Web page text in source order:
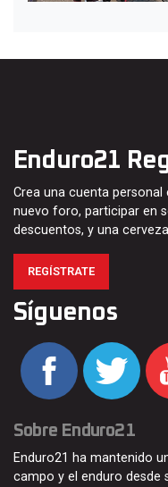
Enduro21
Crea una cuenta
nuevo foro, participar en
descuentos, y una
REGÍSTRATE
Síguenos
Sobre Enduro21
Enduro21 ha mantenido
campo y el enduro desde